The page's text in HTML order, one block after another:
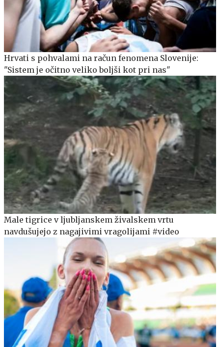
Hrvati s pohvalami na račun fenomena Slovenije:
"Sistem je očitno veliko boljši kot pri nas"
Male tigrice v ljubljanskem živalskem vrtu
navdušujejo z nagajivimi vragolijami #video